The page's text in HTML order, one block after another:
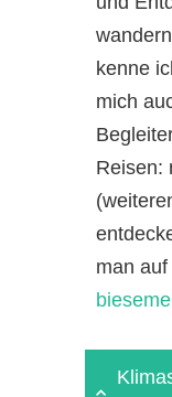
kenne
mich
Reisen:
man